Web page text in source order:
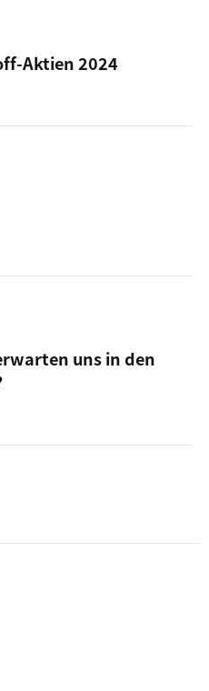
Aktien 2024
uns in den